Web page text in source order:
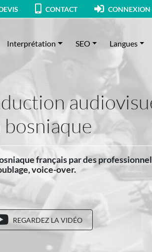
CONTACT CONNEXION
Interprétation SEO Langues
français par des
voice-over.
REGARDEZ LA VIDÉO